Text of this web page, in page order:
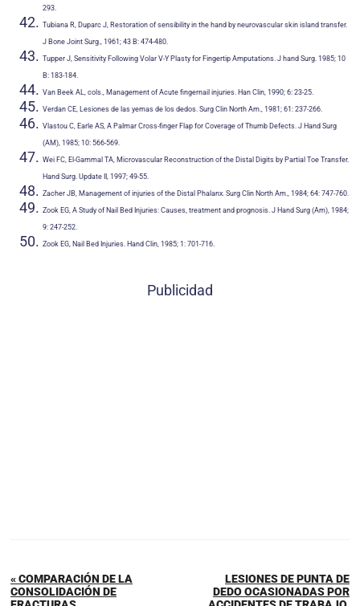
293.
Tubiana R, Duparc J, Restoration of sensibility in the hand by neurovascular skin island transfer.
J Bone Joint Surg., 1961; 43 B: 474-480.
Tupper J, Sensitivity Following Volar V-Y Plasty for Fingertip Amputations. J hand Surg. 1985; 10
B: 183-184.
Van Beek AL, cols., Management of Acute fingernail injuries. Han Clin, 1990; 6: 23-25.
Verdan CE, Lesiones de las yemas de los dedos. Surg Clin North Am., 1981; 61: 237-266.
Vlastou C, Earle AS, A Palmar Cross-finger Flap for Coverage of Thumb Defects. J Hand Surg
(AM), 1985; 10: 566-569.
Wei FC, El-Gammal TA, Microvascular Reconstruction of the Distal Digits by Partial Toe Transfer.
Hand Surg. Update II, 1997; 49-55.
Zacher JB, Management of injuries of the Distal Phalanx. Surg Clin North Am., 1984; 64: 747-760.
Zook EG, A Study of Nail Bed Injuries: Causes, treatment and prognosis. J Hand Surg (Am), 1984;
9: 247-252.
Zook EG, Nail Bed Injuries. Hand Clin, 1985; 1: 701-716.
Publicidad
« COMPARACIÓN DE LA
CONSOLIDACIÓN DE
LESIONES DE PUNTA DE
DEDO OCASIONADAS POR